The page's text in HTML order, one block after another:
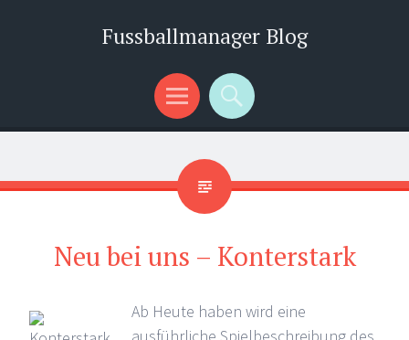
Fussballmanager Blog
Menü
Suchen
Neu bei uns – Konterstark
Ab Heute haben wird eine
ausführliche Spielbeschreibung des